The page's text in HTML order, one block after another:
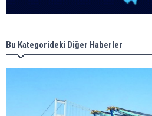
Bu Kategorideki Diğer Haberler